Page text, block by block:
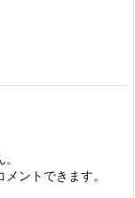
ントできます。